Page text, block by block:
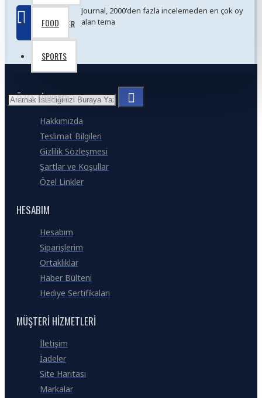
FOOD
SPORTS
button, or disable this feature entirely and display the
default pagination.
EN
İYILER
Journal, 2000'den fazla incelemeden en çok oy
alan tema
ÖZEL LINKLER
Hakkımızda
Teslimat Bilgileri
Gizlilik Sözleşmesi
Şartlar ve Koşullar
Özel Linkler
HESABIM
Hesabım
Siparişlerim
Ortaklıklar
Haber Bülteni
Hediye Sertifikaları
MÜŞTERI HIZMETLERI
İletişim
İadeler
Site Haritası
Markalar